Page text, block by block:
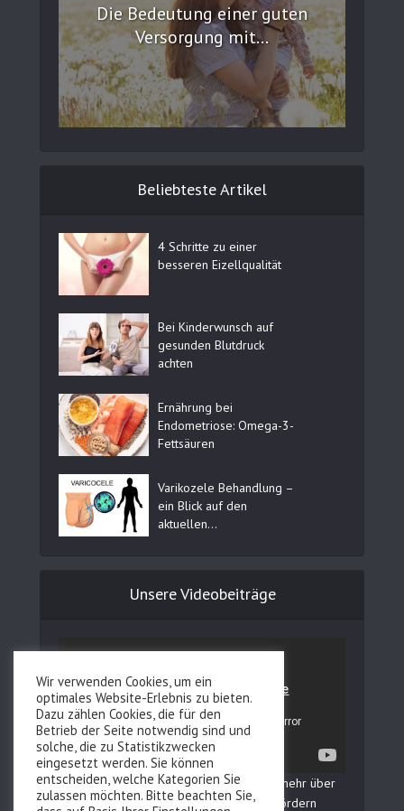
Die Bedeutung einer guten
Versorgung mit...
Beliebteste Artikel
4 Schritte zu einer
besseren Eizellqualität
Bei Kinderwunsch auf
gesunden Blutdruck
achten
Ernährung bei
Endometriose: Omega-3-
Fettsäuren
Varikozele Behandlung –
ein Blick auf den
aktuellen...
Unsere Videobeiträge
In unserem YouTube Kanal erfahren Sie mehr über
Fertilovit und wie Sie Ihre Fruchtbarkeit fördern
Wir verwenden Cookies, um ein
optimales Website-Erlebnis zu bieten.
Dazu zählen Cookies, die für den
Betrieb der Seite notwendig sind und
solche, die zu Statistikzwecken
eingesetzt werden. Sie können
entscheiden, welche Kategorien Sie
zulassen möchten. Bitte beachten Sie,